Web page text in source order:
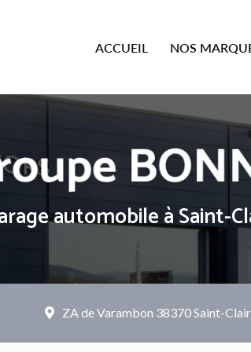
ACCUEIL NOS
Offres Peugeot
Offres Renault
automobileà Saint-
ZA de Varambon 38370 Saint-